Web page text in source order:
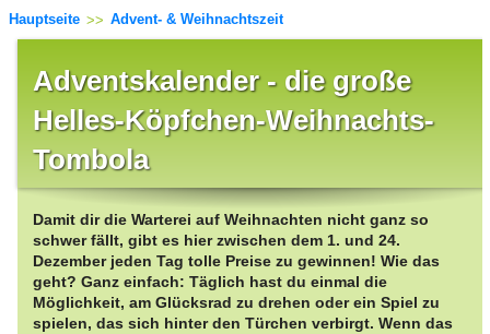
Hauptseite Advent- & Weihnachtszeit
Adventskalender - die große
Helles-Köpfchen-Weihnachts-
Tombola
Damit dir die Warterei auf Weihnachten nicht ganz so
schwer fällt, gibt es hier zwischen dem 1. und 24.
Dezember jeden Tag tolle Preise zu gewinnen! Wie das
geht? Ganz einfach: Täglich hast du einmal die
Möglichkeit, am Glücksrad zu drehen oder ein Spiel zu
spielen, das sich hinter den Türchen verbirgt. Wenn das